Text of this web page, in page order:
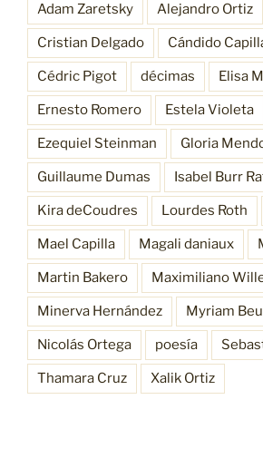
Adam Zaretsky Alejandro Ortiz
Cristian Delgado Cándido
Cédric Pigot décimas Elisa
Ernesto Romero Estela Violeta
Ezequiel Steinman Gloria
Guillaume Dumas Isabel Burr
Kira deCoudres Lourdes Roth
Mael Capilla Magali daniaux
Martin Bakero Maximiliano
Minerva Hernández Myriam
Nicolás Ortega poesía
Thamara Cruz Xalik Ortiz